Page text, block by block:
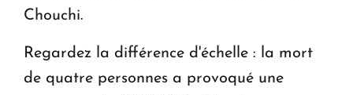
Chouchi.
Regardez la différence d'échelle : la mort
de quatre personnes a provoqué une